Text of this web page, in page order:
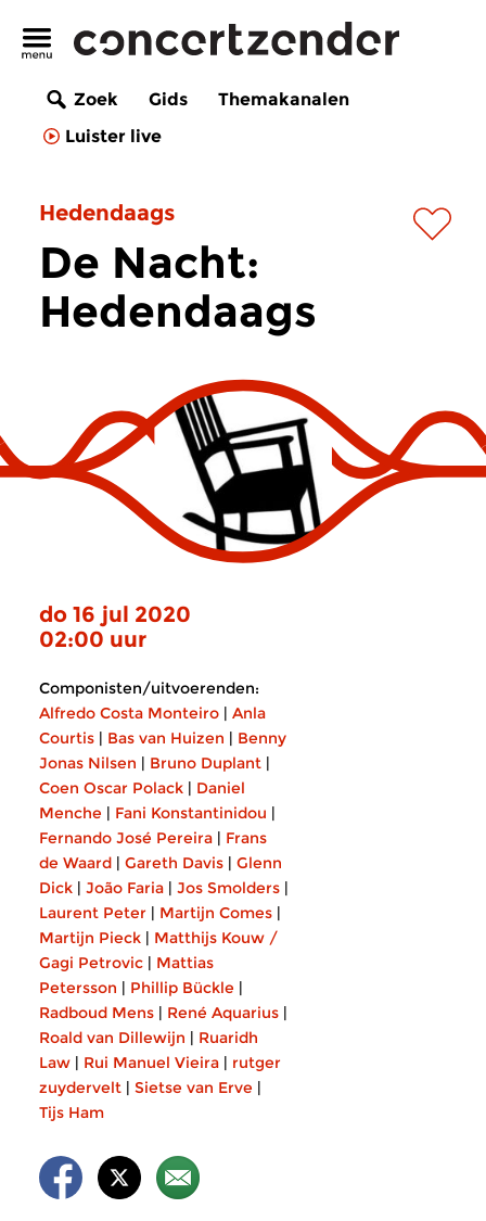
Zoek Gids
Themakanalen
Luister live
Hedendaags
De Nacht:
Hedendaags
do 16 jul 2020
02:00 uur
Componisten/uitvoerenden:
Alfredo Costa Monteiro | Anla
Courtis | Bas van Huizen | Benny
Jonas Nilsen | Bruno Duplant |
Coen Oscar Polack | Daniel
Menche | Fani Konstantinidou |
Fernando José Pereira | Frans
de Waard | Gareth Davis | Glenn
Dick | João Faria | Jos Smolders |
Laurent Peter | Martijn Comes |
Martijn Pieck | Matthijs Kouw /
Gagi Petrovic | Mattias
Petersson | Phillip Bückle |
Radboud Mens | René Aquarius |
Roald van Dillewijn | Ruaridh
Law | Rui Manuel Vieira | rutger
zuydervelt | Sietse van Erve |
Tijs Ham